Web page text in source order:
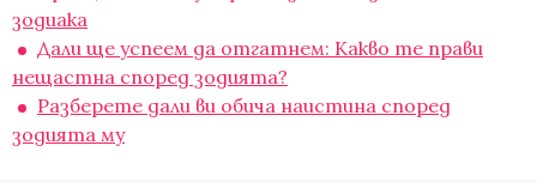
зодиака
Дали ще успеем да отгатнем: Какво те прави
нещастна според зодията?
Разберете дали ви обича наистина според
зодията му